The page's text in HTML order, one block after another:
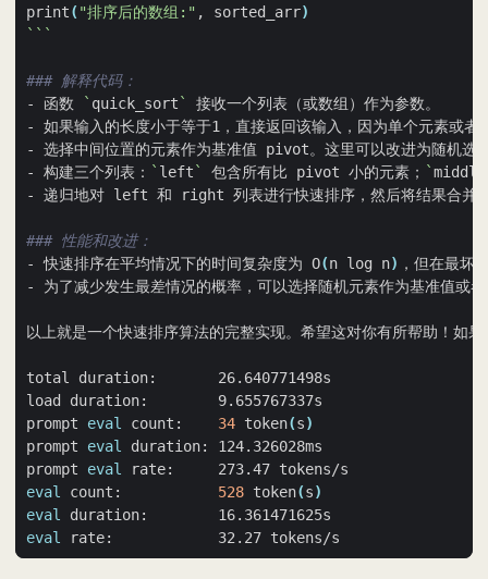
print( "排序后的数组:" , sorted_arr)
```
### 解释代码：
- 函数
` quick_sort `
- 构建三个列表： ` left ` 包含所有比 pivot 小的元素； `middle
### 性能和改进：
- 快速排序在平均情况下的时间复杂度为 O(n log n) ，但在最坏
prompt eval count: 34 token(s)
prompt eval
prompt eval
eval
count: 528 token(s)
eval
eval